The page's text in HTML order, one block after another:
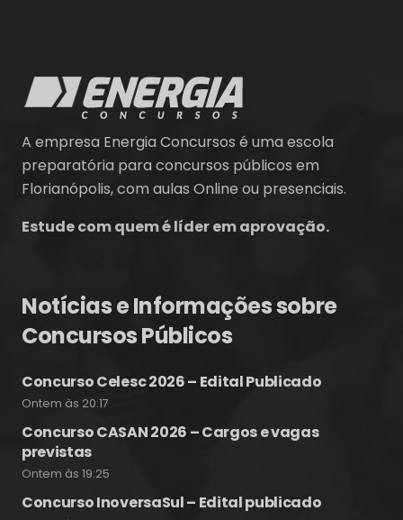
A empresa Energia Concursos é uma escola
preparatória para concursos públicos em
Florianópolis, com aulas Online ou presenciais.
Estude com quem é líder em aprovação.
Notícias e Informações sobre
Concursos Públicos
Concurso Celesc 2026 – Edital Publicado
Ontem às 20:17
Concurso CASAN 2026 – Cargos e vagas
previstas
Ontem às 19:25
Concurso InoversaSul – Edital publicado